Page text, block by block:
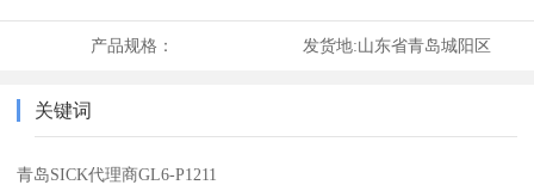
产品规格： 发货地:山东省青岛城阳区
关键词
青岛SICK代理商GL6-P1211